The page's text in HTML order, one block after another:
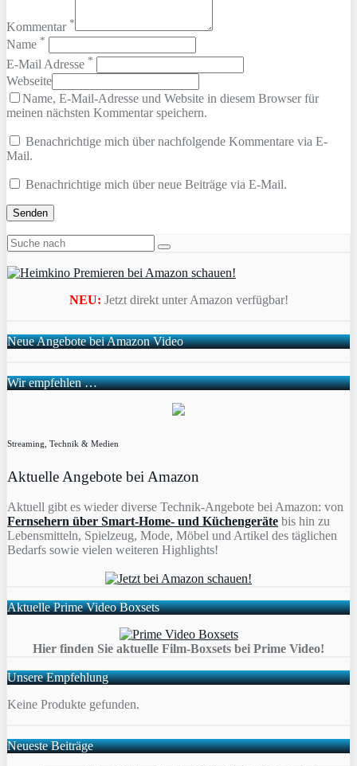
Kommentar *
Name *
E-Mail Adresse *
Webseite
Name, E-Mail-Adresse und Website in diesem Browser für
meinen nächsten Kommentar speichern.
Benachrichtige mich über nachfolgende Kommentare via E-
Mail.
Benachrichtige mich über neue Beiträge via E-Mail.
NEU: Jetzt direkt unter Amazon verfügbar!
Neue Angebote bei Amazon Video
Wir empfehlen …
Streaming, Technik & Medien
Aktuelle Angebote bei Amazon
Aktuell gibt es wieder diverse Technik-Angebote bei Amazon: von
Fernsehern über Smart-Home- und Küchengeräte bis hin zu
Lebensmitteln, Spielzeug, Mode, Möbel und Artikel des täglichen
Bedarfs sowie vielen weiteren Highlights!
Aktuelle Prime Video Boxsets
Hier finden Sie aktuelle Film-Boxsets bei Prime Video!
Unsere Empfehlung
Keine Produkte gefunden.
Neueste Beiträge